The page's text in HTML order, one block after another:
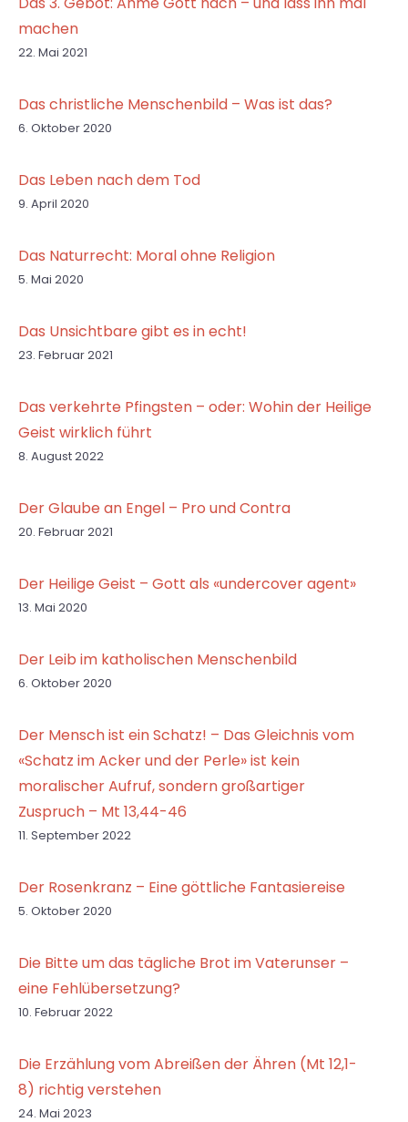
machen
22. Mai 2021
Das christliche Menschenbild – Was ist das?
6. Oktober 2020
Das Leben nach dem Tod
9. April 2020
Das Naturrecht: Moral ohne Religion
5. Mai 2020
Das Unsichtbare gibt es in echt!
23. Februar 2021
Das verkehrte Pfingsten – oder: Wohin der Heilige
Geist wirklich führt
8. August 2022
Der Glaube an Engel – Pro und Contra
20. Februar 2021
Der Heilige Geist – Gott als «undercover agent»
13. Mai 2020
Der Leib im katholischen Menschenbild
6. Oktober 2020
Der Mensch ist ein Schatz! – Das Gleichnis vom
«Schatz im Acker und der Perle» ist kein
moralischer Aufruf, sondern großartiger
Zuspruch – Mt 13,44-46
11. September 2022
Der Rosenkranz – Eine göttliche Fantasiereise
5. Oktober 2020
Die Bitte um das tägliche Brot im Vaterunser –
eine Fehlübersetzung?
10. Februar 2022
Die Erzählung vom Abreißen der Ähren (Mt 12,1-
8) richtig verstehen
24. Mai 2023